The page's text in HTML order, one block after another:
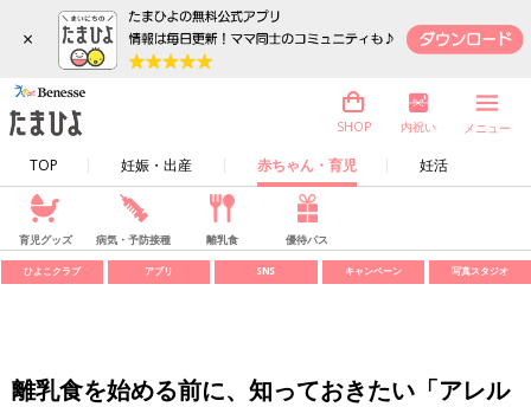
×
TOP 妊娠・出産 赤ちゃん・育児 妊活
SHOP 内祝い メニュー
育児グッズ 病気・予防接種 離乳食 優待パス
ひよこクラブ アプリ SNS キャンペーン 写真スタジオ
離乳食を始める前に、知っておきたい「アレル